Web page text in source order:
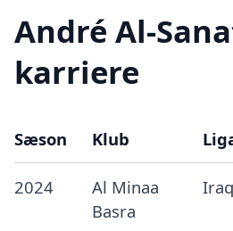
André Al-
karriere
Sæson Klub
2024
Al Minaa
Basra